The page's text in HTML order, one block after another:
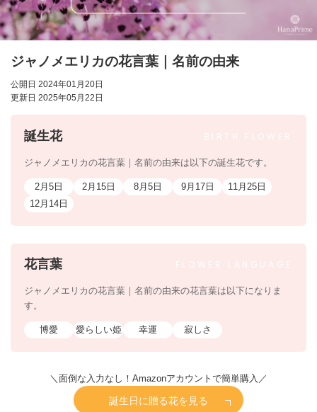
ジャノメエリカの花言葉｜名前の由来
公開日 2024年01月20日
更新日 2025年05月22日
誕生花
ジャノメエリカの花言葉｜名前の由来は以下の誕生花です。
2月5日 2月15日 8月5日 9月17日
11月25日
12月14日
花言葉
ジャノメエリカの花言葉｜名前の由来の花言葉は以下になりま
す。
博愛 愛らしい姫 幸運 寂しさ
＼面倒な入力なし！Amazonアカウントで簡単購入／
誕生日に贈る花を見る